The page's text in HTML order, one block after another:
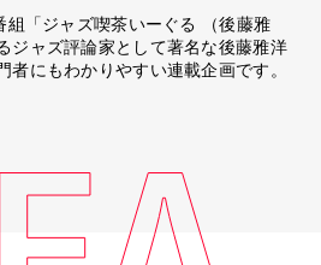
組「ジャズ喫茶いーぐる （後藤雅
ジャズ評論家として著名な後藤雅洋
者にもわかりやすい連載企画です。